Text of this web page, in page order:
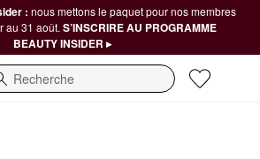
: nous mettons le paquet pour nos membres
au 31 août. S’INSCRIRE AU PROGRAMME
BEAUTY INSIDER ▸